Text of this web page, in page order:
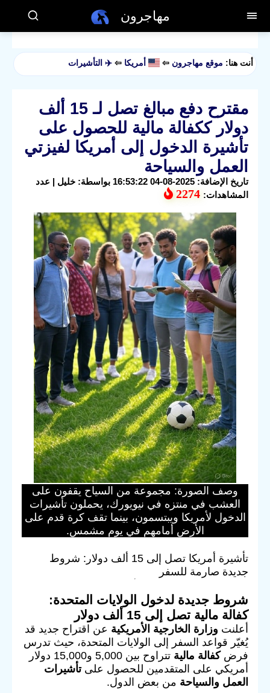
مهاجرون
أنت هنا: موقع مهاجرون ⇦ أمريكا ⇦ ✈️ التأشيرات
مقترح دفع مبالغ تصل لـ 15 ألف
دولار ككفالة مالية للحصول على
تأشيرة الدخول إلى أمريكا لفيزتي
العمل والسياحة
تاريخ الإضافة: 2025-08-04 16:53:22 بواسطة: خليل | عدد
المشاهدات: 2274
وصف الصورة: مجموعة من السياح يقفون على
العشب في منتزه في نيويورك، يحملون تأشيرات
الدخول لأمريكا ويبتسمون، بينما تقف كرة قدم على
الأرض أمامهم في يوم مشمس.
تأشيرة أمريكا تصل إلى 15 ألف دولار: شروط
جديدة صارمة للسفر
شروط جديدة لدخول الولايات المتحدة:
كفالة مالية تصل إلى 15 ألف دولار
أعلنت وزارة الخارجية الأمريكية عن اقتراح جديد قد
يُغيّر قواعد السفر إلى الولايات المتحدة، حيث تدرس
فرضكفالة مالية
تتراوح بين 5,000 و15,000 دولار
أمريكي على المتقدمين للحصول علىتأشيرات
العمل والسياحة من بعض الدول.